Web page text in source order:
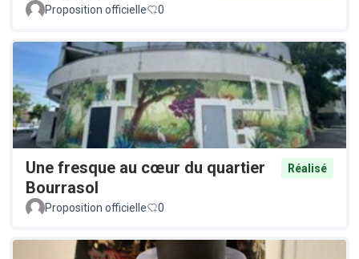
Proposition officielle
0
Une fresque au cœur du quartier
Bourrasol
Réalisé
Proposition officielle 0